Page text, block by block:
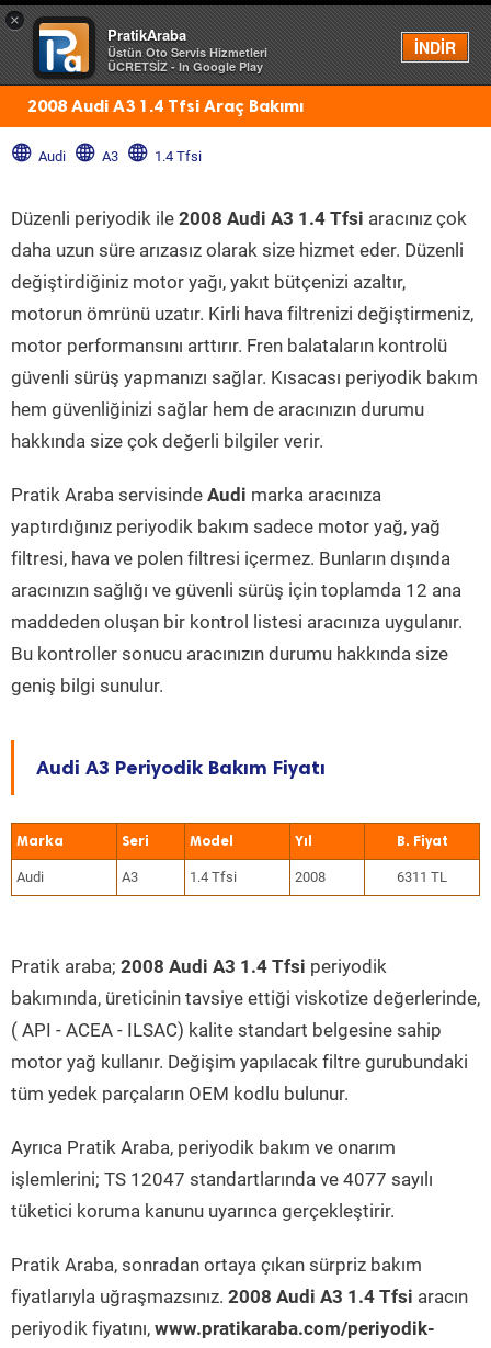
×
PratikAraba
Üstün Oto Servis Hizmetleri
ÜCRETSİZ - In Google Play
İNDİR
Menü
2008 Audi A3 1.4 Tfsi Araç Bakımı
Audi A3 1.4 Tfsi
Düzenli periyodik ile 2008 Audi A3 1.4 Tfsi aracınız çok
daha uzun süre arızasız olarak size hizmet eder. Düzenli
değiştirdiğiniz motor yağı, yakıt bütçenizi azaltır,
motorun ömrünü uzatır. Kirli hava filtrenizi değiştirmeniz,
motor performansını arttırır. Fren balataların kontrolü
güvenli sürüş yapmanızı sağlar. Kısacası periyodik bakım
hem güvenliğinizi sağlar hem de aracınızın durumu
hakkında size çok değerli bilgiler verir.
Pratik Araba servisinde Audi marka aracınıza
yaptırdığınız periyodik bakım sadece motor yağ, yağ
filtresi, hava ve polen filtresi içermez. Bunların dışında
aracınızın sağlığı ve güvenli sürüş için toplamda 12 ana
maddeden oluşan bir kontrol listesi aracınıza uygulanır.
Bu kontroller sonucu aracınızın durumu hakkında size
geniş bilgi sunulur.
Audi A3 Periyodik Bakım Fiyatı
Marka Seri Model Yıl
Audi A3 1.4 Tfsi 2008 6311 TL
Pratik araba; 2008 Audi A3 1.4 Tfsi periyodik
bakımında, üreticinin tavsiye ettiği viskotize değerlerinde,
( API - ACEA - ILSAC) kalite standart belgesine sahip
motor yağ kullanır. Değişim yapılacak filtre gurubundaki
tüm yedek parçaların OEM kodlu bulunur.
Ayrıca Pratik Araba, periyodik bakım ve onarım
işlemlerini; TS 12047 standartlarında ve 4077 sayılı
tüketici koruma kanunu uyarınca gerçekleştirir.
Pratik Araba, sonradan ortaya çıkan sürpriz bakım
fiyatlarıyla uğraşmazsınız. 2008 Audi A3 1.4 Tfsi aracın
periyodik fiyatını, www.pratikaraba.com/periyodik-